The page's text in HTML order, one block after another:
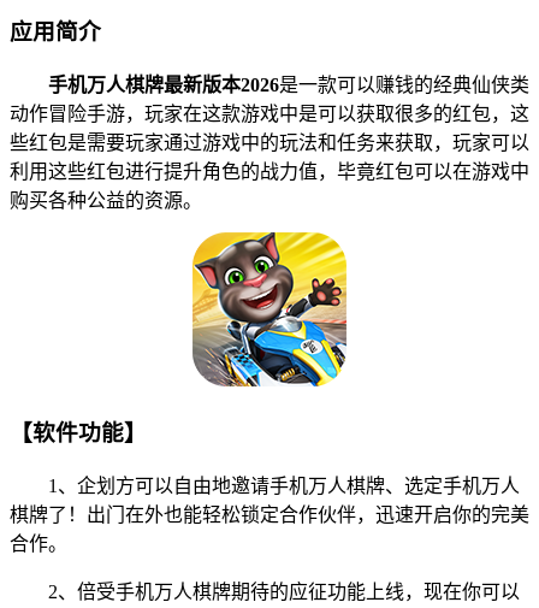
应用简介
手机万人棋牌最新版本2026是一款可以赚钱的经典仙侠类
动作冒险手游，玩家在这款游戏中是可以获取很多的红包，这
些红包是需要玩家通过游戏中的玩法和任务来获取，玩家可以
利用这些红包进行提升角色的战力值，毕竟红包可以在游戏中
购买各种公益的资源。
【软件功能】
1、企划方可以自由地邀请手机万人棋牌、选定手机万人
棋牌了！出门在外也能轻松锁定合作伙伴，迅速开启你的完美
合作。
2、倍受手机万人棋牌期待的应征功能上线，现在你可以